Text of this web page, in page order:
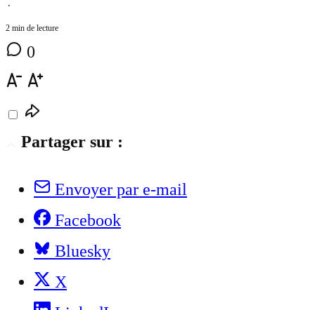
⋅
2 min de lecture
0
Partager sur :
Envoyer par e-mail
Facebook
Bluesky
X